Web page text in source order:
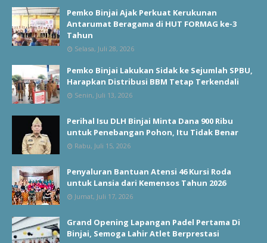
Pemko Binjai Ajak Perkuat Kerukunan
Antarumat Beragama di HUT FORMAG ke-3
Tahun
Selasa, Juli 28, 2026
Pemko Binjai Lakukan Sidak ke Sejumlah SPBU,
Harapkan Distribusi BBM Tetap Terkendali
Senin, Juli 13, 2026
Perihal Isu DLH Binjai Minta Dana 900 Ribu
untuk Penebangan Pohon, Itu Tidak Benar
Rabu, Juli 15, 2026
Penyaluran Bantuan Atensi 46 Kursi Roda
untuk Lansia dari Kemensos Tahun 2026
Jumat, Juli 17, 2026
Grand Opening Lapangan Padel Pertama Di
Binjai, Semoga Lahir Atlet Berprestasi